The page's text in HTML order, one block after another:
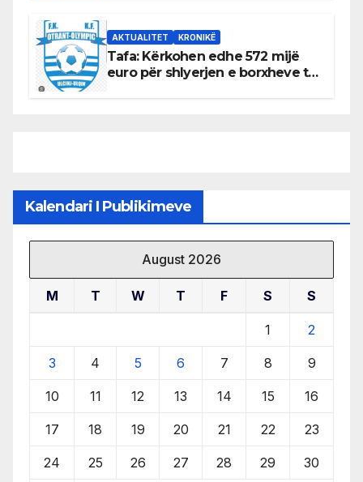
AKTUALITET KRONIKË
Tafa: Kërkohen edhe 572 mijë
euro për shlyerjen e borxheve të
Kalendari I Publikimeve
August 2026
M T W T F S S
1 2
3 4 5 6 7 8 9
10 11 12 13 14 15 16
17 18 19 20 21 22 23
24 25 26 27 28 29 30